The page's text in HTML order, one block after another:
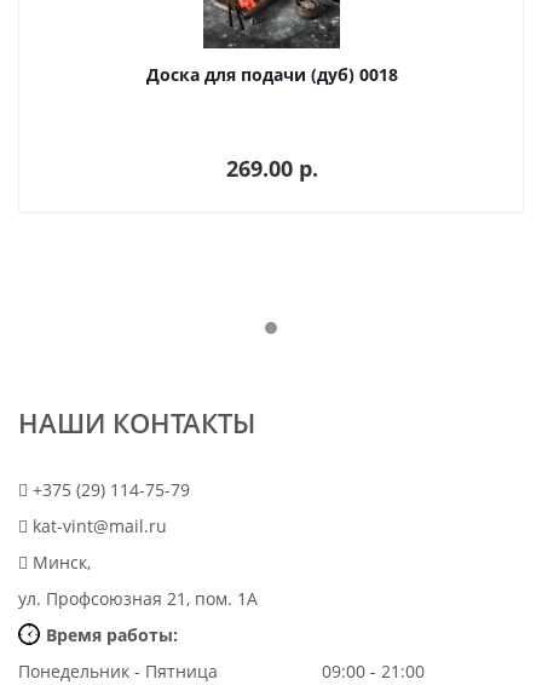
Доска для подачи (дуб) 0018
269.00 p.
НАШИ КОНТАКТЫ
+375 (29) 114-75-79
kat-vint@mail.ru
Минск,
ул. Профсоюзная 21, пом. 1А
Время работы:
Понедельник - Пятница
09:00 - 21:00